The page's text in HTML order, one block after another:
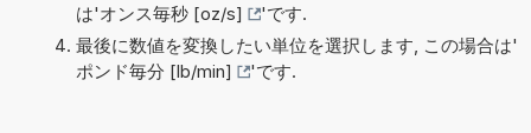
は'オンス毎秒 [oz/s]
'です.
最後に数値を変換したい単位を選択します, この場合は'
ポンド毎分 [lb/min]
'です.